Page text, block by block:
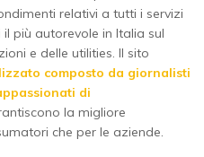
relativi a tutti i servizi
più autorevole in Italia sul
e delle utilities. Il sito
composto da giornalisti
di
la migliore
che per le aziende.